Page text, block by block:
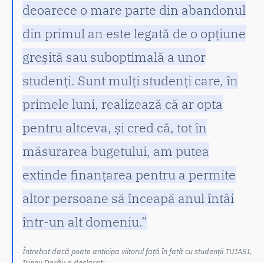
deoarece o mare parte din abandonul
din primul an este legată de o opțiune
greșită sau suboptimală a unor
studenți. Sunt mulți studenți care, în
primele luni, realizează că ar opta
pentru altceva, și cred că, tot în
măsurarea bugetului, am putea
extinde finanțarea pentru a permite
altor persoane să înceapă anul întâi
într-un alt domeniu.”
Întrebat dacă poate anticipa viitorul față în față cu studenții TUIASI,